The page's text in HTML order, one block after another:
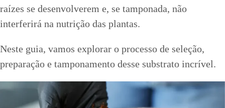
raízes se desenvolverem e, se tamponada, não
interferirá na nutrição das plantas.
Neste guia, vamos explorar o processo de seleção,
preparação e tamponamento desse substrato incrível.